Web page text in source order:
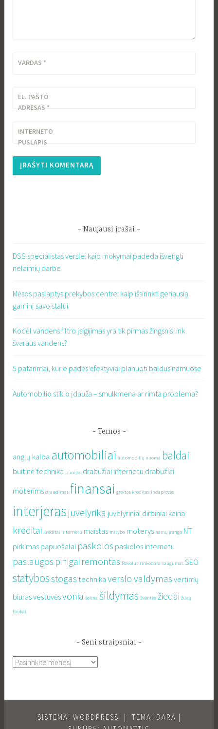
VARDAS *
EL. PAŠTO
ADRESAS *
INTERNETO
PUSLAPIS
Naujausi įrašai
DSS specialistas versle: kaip mokymai padeda išvengti
nelaimių darbe
Mėsos paslaptys prekybos centre: kaip išsirinkti geriausią
gaminį savo stalui
Kodėl vandens filtro įsigijimas yra tik pirmas žingsnis link
švaraus vandens?
5 patarimai, kurie padės efektyviai planuoti baldus namuose
Automobilio stiklo įdauža – smulkmena ar rimta problema?
Temos
anglų kalba automobiliai automobilių nuoma baldai
buitinė technika būrėjos drabužiai internetu drabužiai
moterims draudimas finansai greitas kreditas indaplovės
interjeras juvelyrika juvelyriniai dirbiniai kaina
kreditai kreditai internetu maistas mityba moterys namų įranga NT
pirkimas papuošalai paskolos paskolos internetu
paslaugos pinigai remontas Revolut rinkodara saugumas SEO
statybosstogas technika verslo valdymas vertimų
biurasvestuvėsvonia šeima šildymas šventės žiedai žuvų
taukai
Seni straipsniai
Seni
SISTEMA: WORDPRESS |
TEMA: DARA |